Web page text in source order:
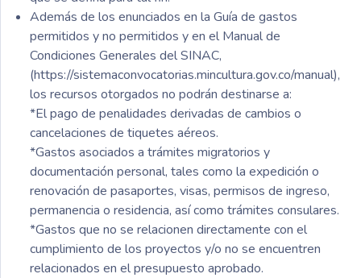
Además de los enunciados en la Guía de gastos
permitidos y no permitidos y en el Manual de
Condiciones Generales del SINAC,
(https://sistemaconvocatorias.mincultura.gov.co/manual),
los recursos otorgados no podrán destinarse a:
*El pago de penalidades derivadas de cambios o
cancelaciones de tiquetes aéreos.
*Gastos asociados a trámites migratorios y
documentación personal, tales como la expedición o
renovación de pasaportes, visas, permisos de ingreso,
permanencia o residencia, así como trámites consulares.
*Gastos que no se relacionen directamente con el
cumplimiento de los proyectos y/o no se encuentren
relacionados en el presupuesto aprobado.